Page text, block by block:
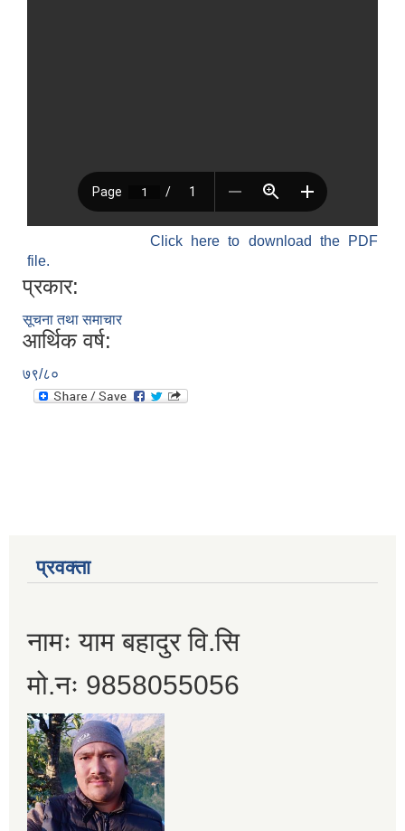
Click here to download the PDF
file.
प्रकार:
सूचना तथा समाचार
आर्थिक वर्ष:
७९/८०
प्रवक्ता
नामः याम बहादुर वि.सि
मो.नः 9858055056